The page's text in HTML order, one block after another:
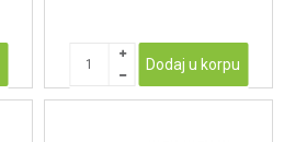
Dodaj u korpu